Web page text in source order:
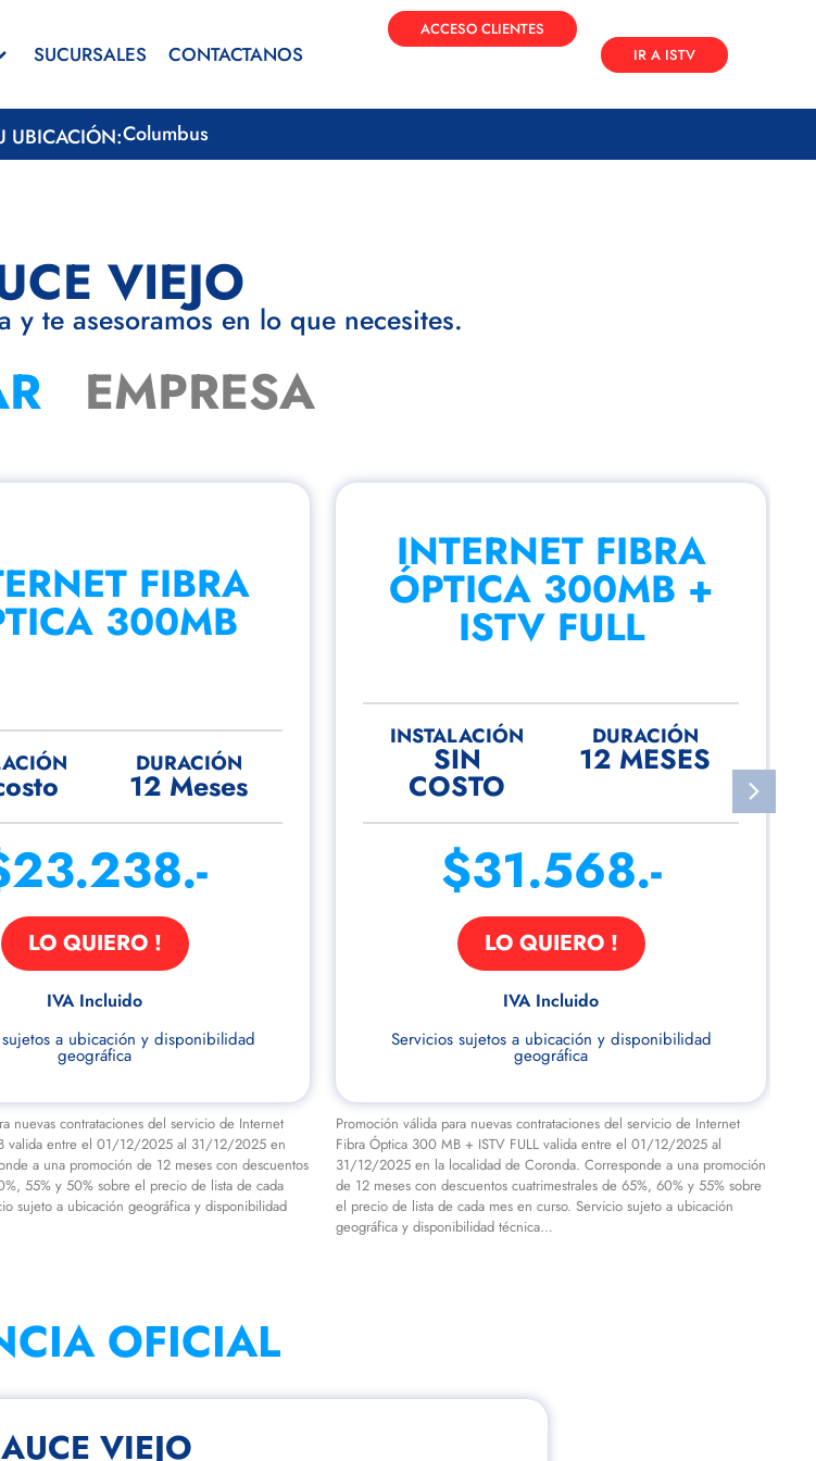
SUCURSALES CONTACTANOS
ACCESO CLIENTES
IR A ISTV
UBICACIÓN:Columbus
VIEJO
y te asesoramos en lo que necesites.
EMPRESA
FIBRA
300MB
DURACIÓN
12 Meses
LO QUIERO !
IVA Incluido
a ubicación y disponibilidad
geográfica
nuevas contrataciones del servicio de Internet
valida entre el 01/12/2025 al 31/12/2025 en
a una promoción de 12 meses con descuentos
55% y 50% sobre el precio de lista de cada
sujeto a ubicación geográfica y disponibilidad
INTERNET FIBRA
ÓPTICA 300MB +
ISTV FULL
INSTALACIÓN
SIN
COSTO
DURACIÓN
12 MESES
$31.568.-
LO QUIERO !
IVA Incluido
Servicios sujetos a ubicación y disponibilidad
geográfica
Promoción válida para nuevas contrataciones del servicio de Internet
Fibra Óptica 300 MB + ISTV FULL valida entre el 01/12/2025 al
31/12/2025 en la localidad de Coronda. Corresponde a una promoción
de 12 meses con descuentos cuatrimestrales de 65%, 60% y 55% sobre
el precio de lista de cada mes en curso. Servicio sujeto a ubicación
geográfica y disponibilidad técnica…
OFICIAL
VIEJO